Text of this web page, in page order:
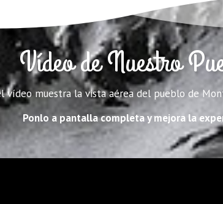
Vídeo de Nuestro
vídeo muestra la vista aérea del pueblo de
Ponlo a pantalla completa y mejora la